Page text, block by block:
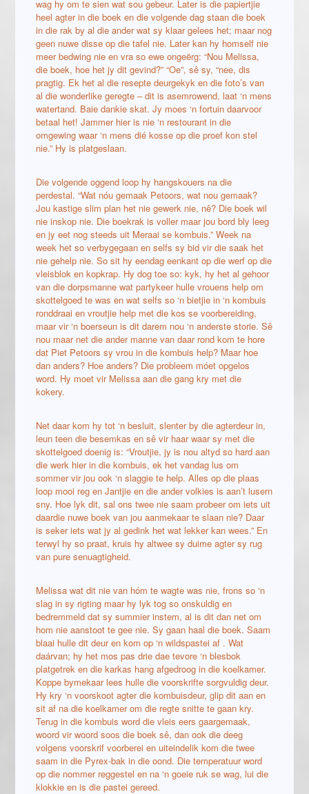
wag hy om te sien wat sou gebeur. Later is die papiertjie
heel agter in die boek en die volgende dag staan die boek
in die rak by al die ander wat sy klaar gelees het; maar nog
geen nuwe disse op die tafel nie. Later kan hy homself nie
meer bedwing nie en vra so ewe ongeërg: “Nou Melissa,
die boek, hoe het jy dit gevind?” “Oe”, sê sy, “nee, dis
pragtig. Ek het al die resepte deurgekyk en die foto’s van
al die wonderlike geregte – dit is asemrowend, laat ‘n mens
watertand. Baie dankie skat. Jy moes ‘n fortuin daarvoor
betaal het! Jammer hier is nie ‘n restourant in die
omgewing waar ‘n mens dié kosse op die proef kon stel
nie.” Hy is platgeslaan.
Die volgende oggend loop hy hangskouers na die
perdestal. “Wat nóu gemaak Petoors, wat nou gemaak?
Jou kastige slim plan het nie gewerk nie, nê? Die boek wil
nie inskop nie. Die boekrak is voller maar jou bord bly leeg
en jy eet nog steeds uit Meraai se kombuis.” Week na
week het so verbygegaan en selfs sy bid vir die saak het
nie gehelp nie. So sit hy eendag eenkant op die werf op die
vleisblok en kopkrap. Hy dog toe so: kyk, hy het al gehoor
van die dorpsmanne wat partykeer hulle vrouens help om
skottelgoed te was en wat selfs so ‘n bietjie in ‘n kombuis
ronddraai en vroutjie help met die kos se voorbereiding,
maar vir ‘n boerseun is dit darem nou ‘n anderste storie. Sê
nou maar net die ander manne van daar rond kom te hore
dat Piet Petoors sy vrou in die kombuis help? Maar hoe
dan anders? Hoe anders? Die probleem móet opgelos
word. Hy moet vir Melissa aan die gang kry met die
kokery.
Net daar kom hy tot ‘n besluit, slenter by die agterdeur in,
leun teen die besemkas en sê vir haar waar sy met die
skottelgoed doenig is: “Vroutjie, jy is nou altyd so hard aan
die werk hier in die kombuis, ek het vandag lus om
sommer vir jou ook ‘n slaggie te help. Alles op die plaas
loop mooi reg en Jantjie en die ander volkies is aan’t lusern
sny. Hoe lyk dit, sal ons twee nie saam probeer om iets uit
daardie nuwe boek van jou aanmekaar te slaan nie? Daar
is seker iets wat jy al gedink het wat lekker kan wees.” En
terwyl hy so praat, kruis hy altwee sy duime agter sy rug
van pure senuagtigheid.
Melissa wat dit nie van hóm te wagte was nie, frons so ‘n
slag in sy rigting maar hy lyk tog so onskuldig en
bedremmeld dat sy summier instem, al is dit dan net om
hom nie aanstoot te gee nie. Sy gaan haal die boek. Saam
blaai hulle dit deur en kom op ‘n wildspastei af . Wat
daárvan; hy het mos pas drie dae tevore ‘n blesbok
platgetrek en die karkas hang afgedroog in die koelkamer.
Koppe bymekaar lees hulle die voorskrifte sorgvuldig deur.
Hy kry ‘n voorskoot agter die kombuisdeur, glip dit aan en
sit af na die koelkamer om die regte snitte te gaan kry.
Terug in die kombuis word die vleis eers gaargemaak,
woord vir woord soos die boek sê, dan ook die deeg
volgens voorskrif voorberei en uiteindelik kom die twee
saam in die Pyrex-bak in die oond. Die temperatuur word
op die nommer reggestel en na ‘n goeie ruk se wag, lui die
klokkie en is die pastei gereed.